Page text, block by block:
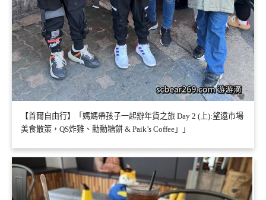
【首爾自由行】「媽媽帶孩子一起辦年貨之旅 Day 2 (上):望遠市場
美食散策，QS炸雞、勳勳糖餅 & Paik’s Coffee」」